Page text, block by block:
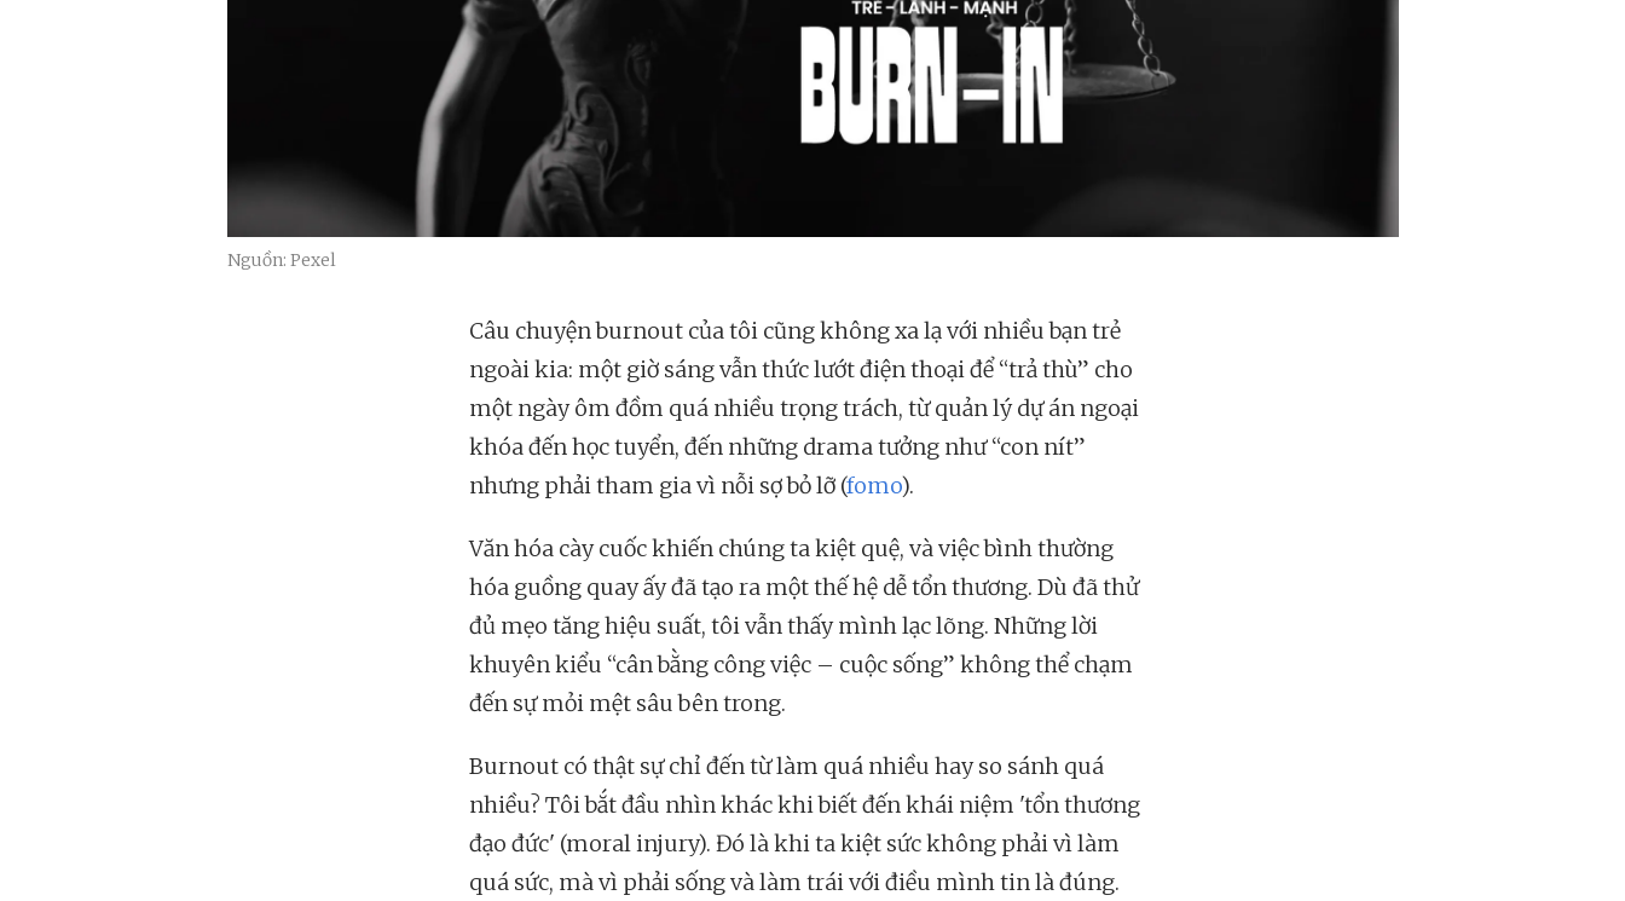
Nguồn: Pexel
Câu chuyện burnout của tôi cũng không xa lạ với nhiều bạn trẻ
ngoài kia: một giờ sáng vẫn thức lướt điện thoại để “trả thù” cho
một ngày ôm đồm quá nhiều trọng trách, từ quản lý dự án ngoại
khóa đến học tuyển, đến những drama tưởng như “con nít”
nhưng phải tham gia vì nỗi sợ bỏ lỡ (fomo).
Văn hóa cày cuốc khiến chúng ta kiệt quệ, và việc bình thường
hóa guồng quay ấy đã tạo ra một thế hệ dễ tổn thương. Dù đã thử
đủ mẹo tăng hiệu suất, tôi vẫn thấy mình lạc lõng. Những lời
khuyên kiểu “cân bằng công việc – cuộc sống” không thể chạm
đến sự mỏi mệt sâu bên trong.
Burnout có thật sự chỉ đến từ làm quá nhiều hay so sánh quá
nhiều? Tôi bắt đầu nhìn khác khi biết đến khái niệm 'tổn thương
đạo đức' (moral injury). Đó là khi ta kiệt sức không phải vì làm
quá sức, mà vì phải sống và làm trái với điều mình tin là đúng.